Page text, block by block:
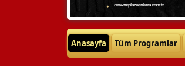
Anasayfa Tüm Programlar